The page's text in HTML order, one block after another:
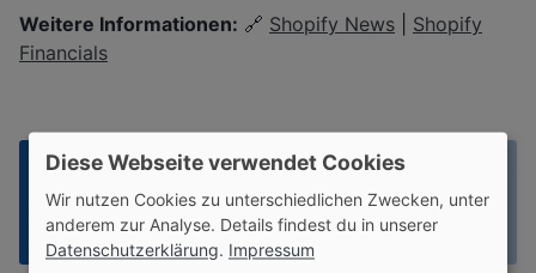
Weitere Informationen: 🔗 Shopify News
Shopify
Financials
Diese Webseite verwendet Cookies
Wir nutzen Cookies zu unterschiedlichen Zwecken, unter
anderem zur Analyse. Details findest du in unserer
Datenschutzerklärung. Impressum